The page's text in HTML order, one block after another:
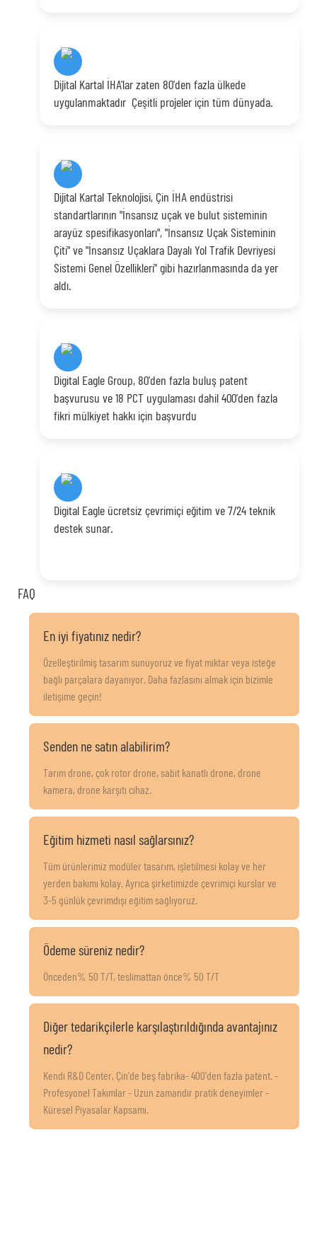
Dijital Kartal İHA'lar zaten 80'den fazla ülkede
uygulanmaktadır Çeşitli projeler için tüm dünyada.
Dijital Kartal Teknolojisi, Çin İHA endüstrisi
standartlarının "İnsansız uçak ve bulut sisteminin
arayüz spesifikasyonları", "İnsansız Uçak Sisteminin
Çiti" ve "İnsansız Uçaklara Dayalı Yol Trafik Devriyesi
Sistemi Genel Özellikleri" gibi hazırlanmasında da yer
aldı.
Digital Eagle Group, 80'den fazla buluş patent
başvurusu ve 18 PCT uygulaması dahil 400'den fazla
fikri mülkiyet hakkı için başvurdu
Digital Eagle ücretsiz çevrimiçi eğitim ve 7/24 teknik
destek sunar.
FAQ
En iyi fiyatınız nedir?
Özelleştirilmiş tasarım sunuyoruz ve fiyat miktar veya isteğe
bağlı parçalara dayanıyor. Daha fazlasını almak için bizimle
iletişime geçin!
Senden ne satın alabilirim?
Tarım drone, çok rotor drone, sabit kanatlı drone, drone
kamera, drone karşıtı cihaz.
Eğitim hizmeti nasıl sağlarsınız?
Tüm ürünlerimiz modüler tasarım, işletilmesi kolay ve her
yerden bakımı kolay. Ayrıca şirketimizde çevrimiçi kurslar ve
3-5 günlük çevrimdışı eğitim sağlıyoruz.
Ödeme süreniz nedir?
Önceden% 50 T/T, teslimattan önce% 50 T/T
Diğer tedarikçilerle karşılaştırıldığında avantajınız
nedir?
Kendi R&D Center, Çin'de beş fabrika- 400'den fazla patent. -
Profesyonel Takımlar - Uzun zamandır pratik deneyimler -
Küresel Piyasalar Kapsamı.